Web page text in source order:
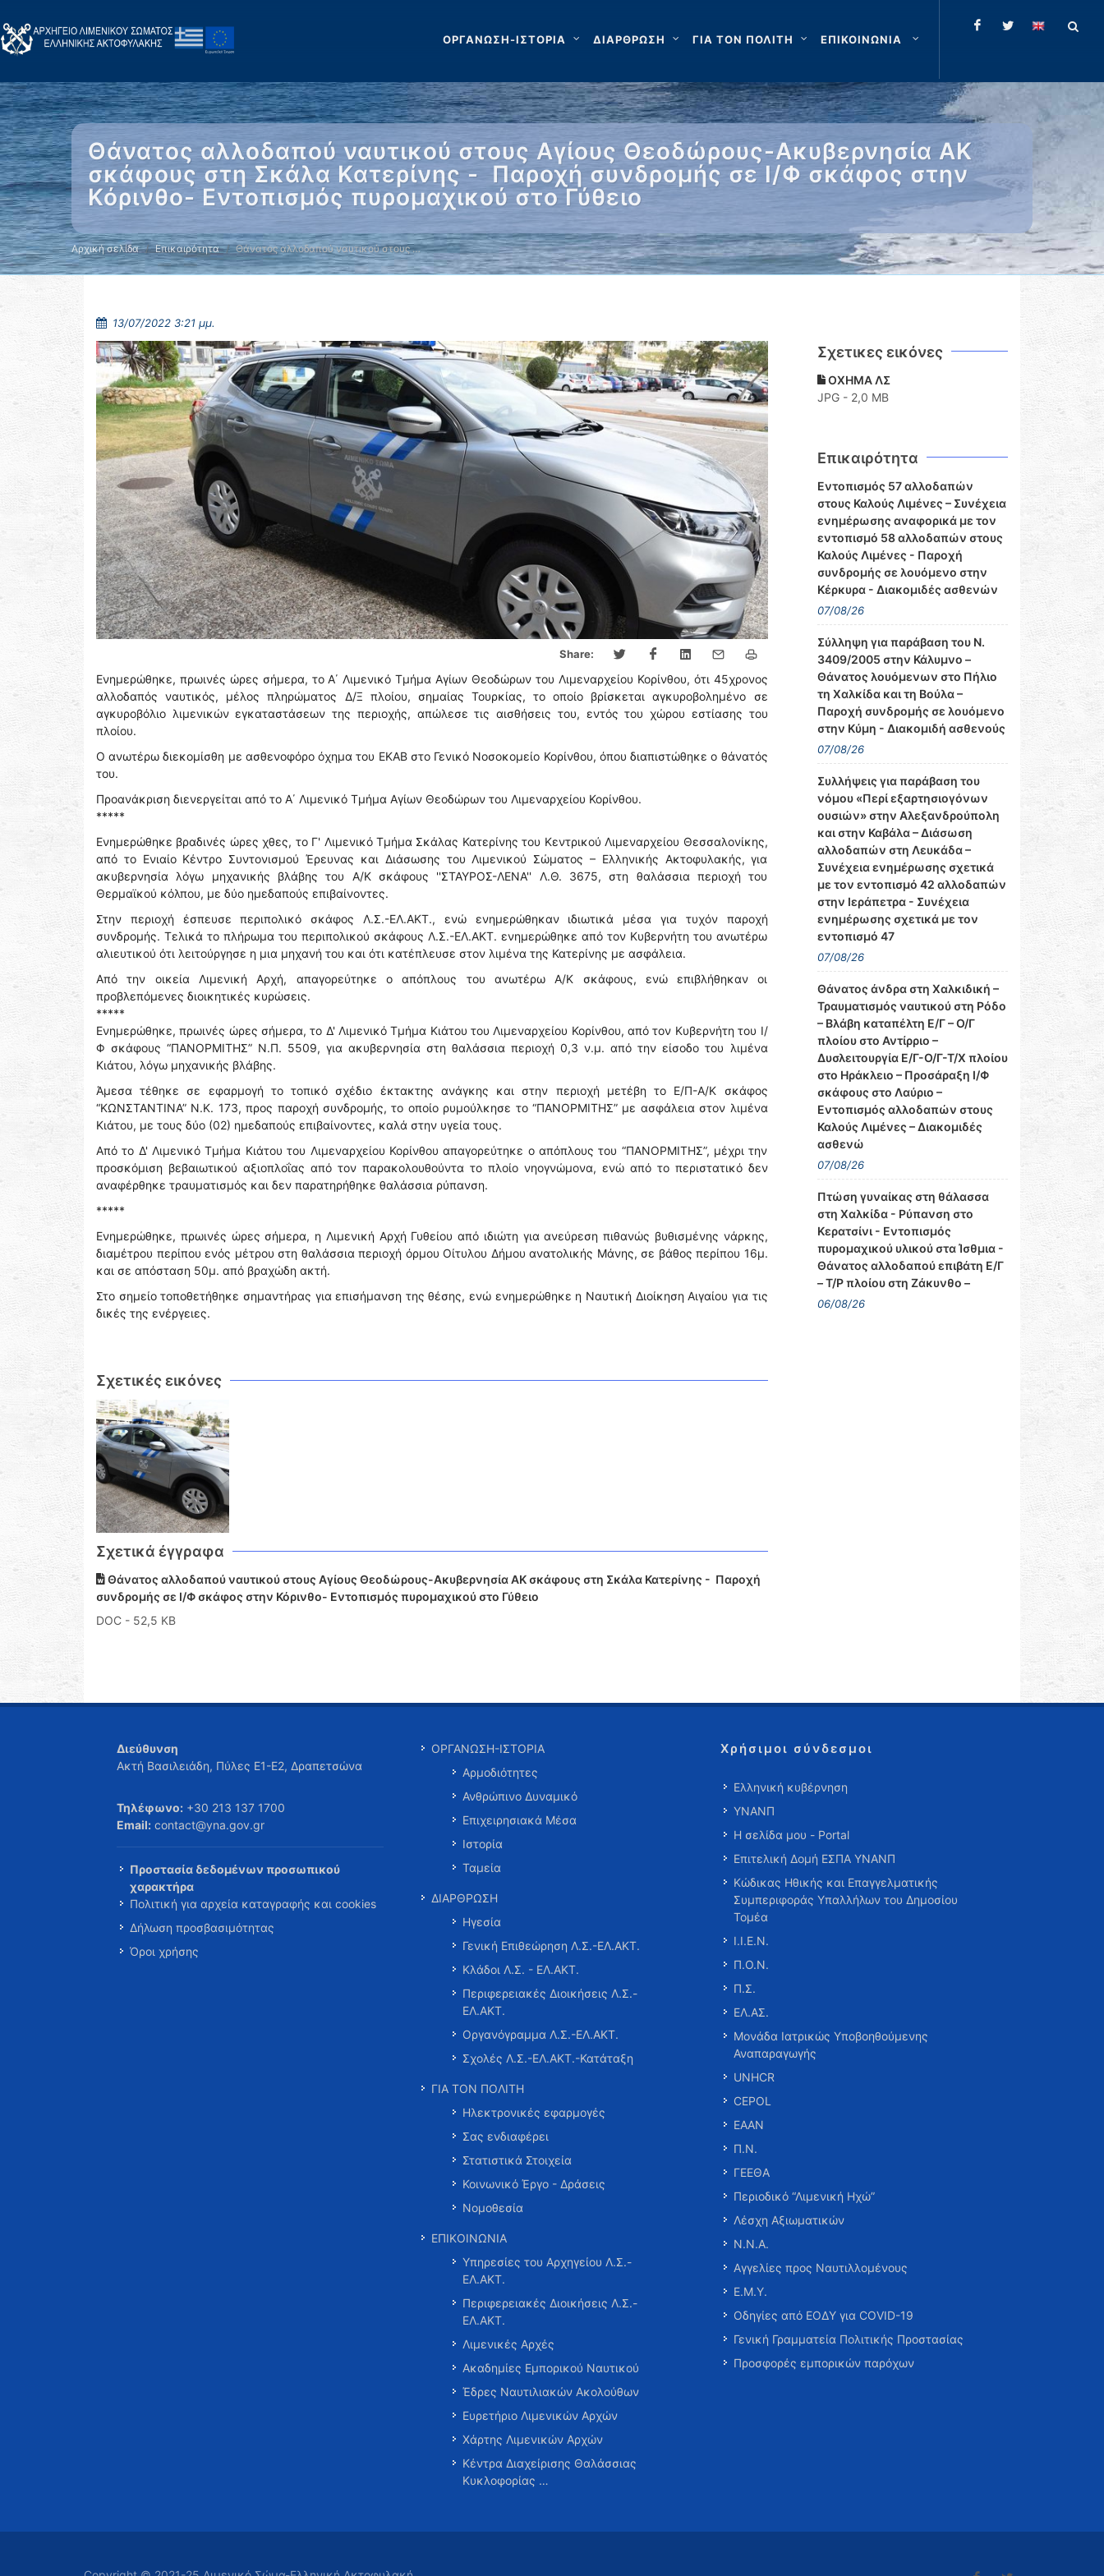
ΟΡΓΑΝΩΣΗ-ΙΣΤΟΡΙΑ ΔΙΑΡΘΡΩΣΗ ΓΙΑ ΤΟΝ ΠΟΛΙΤΗ ΕΠΙΚΟΙΝΩΝΙΑ
Θάνατος αλλοδαπού ναυτικού στους Αγίους Θεοδώρους-Ακυβερνησία ΑΚ
σκάφους στη Σκάλα Κατερίνης - Παροχή συνδρομής σε Ι/Φ σκάφος στην
Κόρινθο- Εντοπισμός πυρομαχικού στο Γύθειο
Αρχική σελίδα Επικαιρότητα Θάνατος αλλοδαπού ναυτικού στους …
13/07/2022 3:21 μμ.
Share:
Ενημερώθηκε, πρωινές ώρες σήμερα, το Α΄ Λιμενικό Τμήμα Αγίων Θεοδώρων του Λιμεναρχείου Κορίνθου, ότι 45χρονος
αλλοδαπός ναυτικός, μέλος πληρώματος Δ/Ξ πλοίου, σημαίας Τουρκίας, το οποίο βρίσκεται αγκυροβολημένο σε
αγκυροβόλιο λιμενικών εγκαταστάσεων της περιοχής, απώλεσε τις αισθήσεις του, εντός του χώρου εστίασης του
πλοίου.
Ο ανωτέρω διεκομίσθη με ασθενοφόρο όχημα του ΕΚΑΒ στο Γενικό Νοσοκομείο Κορίνθου, όπου διαπιστώθηκε ο θάνατός
του.
Προανάκριση διενεργείται από το Α΄ Λιμενικό Τμήμα Αγίων Θεοδώρων του Λιμεναρχείου Κορίνθου.
*****
Ενημερώθηκε βραδινές ώρες χθες, το Γ' Λιμενικό Τμήμα Σκάλας Κατερίνης του Κεντρικού Λιμεναρχείου Θεσσαλονίκης,
από το Ενιαίο Κέντρο Συντονισμού Έρευνας και Διάσωσης του Λιμενικού Σώματος – Ελληνικής Ακτοφυλακής, για
ακυβερνησία λόγω μηχανικής βλάβης του Α/Κ σκάφους ''ΣΤΑΥΡΟΣ-ΛΕΝΑ'' Λ.Θ. 3675, στη θαλάσσια περιοχή του
Θερμαϊκού κόλπου, με δύο ημεδαπούς επιβαίνοντες.
Στην περιοχή έσπευσε περιπολικό σκάφος Λ.Σ.-ΕΛ.ΑΚΤ., ενώ ενημερώθηκαν ιδιωτικά μέσα για τυχόν παροχή
συνδρομής. Τελικά το πλήρωμα του περιπολικού σκάφους Λ.Σ.-ΕΛ.ΑΚΤ. ενημερώθηκε από τον Κυβερνήτη του ανωτέρω
αλιευτικού ότι λειτούργησε η μια μηχανή του και ότι κατέπλευσε στον λιμένα της Κατερίνης με ασφάλεια.
Από την οικεία Λιμενική Αρχή, απαγορεύτηκε ο απόπλους του ανωτέρω Α/Κ σκάφους, ενώ επιβλήθηκαν οι
προβλεπόμενες διοικητικές κυρώσεις.
*****
Ενημερώθηκε, πρωινές ώρες σήμερα, το Δ' Λιμενικό Τμήμα Κιάτου του Λιμεναρχείου Κορίνθου, από τον Κυβερνήτη του Ι/
Φ σκάφους “ΠΑΝΟΡΜΙΤΗΣ” Ν.Π. 5509, για ακυβερνησία στη θαλάσσια περιοχή 0,3 ν.μ. από την είσοδο του λιμένα
Κιάτου, λόγω μηχανικής βλάβης.
Άμεσα τέθηκε σε εφαρμογή το τοπικό σχέδιο έκτακτης ανάγκης και στην περιοχή μετέβη το Ε/Π-Α/Κ σκάφος
“ΚΩΝΣΤΑΝΤΙΝΑ” Ν.Κ. 173, προς παροχή συνδρομής, το οποίο ρυμούλκησε το “ΠΑΝΟΡΜΙΤΗΣ” με ασφάλεια στον λιμένα
Κιάτου, με τους δύο (02) ημεδαπούς επιβαίνοντες, καλά στην υγεία τους.
Από το Δ' Λιμενικό Τμήμα Κιάτου του Λιμεναρχείου Κορίνθου απαγορεύτηκε ο απόπλους του “ΠΑΝΟΡΜΙΤΗΣ”, μέχρι την
προσκόμιση βεβαιωτικού αξιοπλοΐας από τον παρακολουθούντα το πλοίο νηογνώμονα, ενώ από το περιστατικό δεν
αναφέρθηκε τραυματισμός και δεν παρατηρήθηκε θαλάσσια ρύπανση.
*****
Ενημερώθηκε, πρωινές ώρες σήμερα, η Λιμενική Αρχή Γυθείου από ιδιώτη για ανεύρεση πιθανώς βυθισμένης νάρκης,
διαμέτρου περίπου ενός μέτρου στη θαλάσσια περιοχή όρμου Οίτυλου Δήμου ανατολικής Μάνης, σε βάθος περίπου 16μ.
και σε απόσταση 50μ. από βραχώδη ακτή.
Στο σημείο τοποθετήθηκε σημαντήρας για επισήμανση της θέσης, ενώ ενημερώθηκε η Ναυτική Διοίκηση Αιγαίου για τις
δικές της ενέργειες.
Σχετικές εικόνες
Σχετικά έγγραφα
Θάνατος αλλοδαπού ναυτικού στους Αγίους Θεοδώρους-Ακυβερνησία ΑΚ σκάφους στη Σκάλα Κατερίνης - Παροχή
συνδρομής σε Ι/Φ σκάφος στην Κόρινθο- Εντοπισμός πυρομαχικού στο Γύθειο
DOC - 52,5 KB
Σχετικες εικόνες
ΟΧΗΜΑ ΛΣ
JPG - 2,0 MB
Επικαιρότητα
Εντοπισμός 57 αλλοδαπών
στους Καλούς Λιμένες – Συνέχεια
ενημέρωσης αναφορικά με τον
εντοπισμό 58 αλλοδαπών στους
Καλούς Λιμένες - Παροχή
συνδρομής σε λουόμενο στην
Κέρκυρα - Διακομιδές ασθενών
07/08/26
Σύλληψη για παράβαση του Ν.
3409/2005 στην Κάλυμνο –
Θάνατος λουόμενων στο Πήλιο
τη Χαλκίδα και τη Βούλα –
Παροχή συνδρομής σε λουόμενο
στην Κύμη - Διακομιδή ασθενούς
07/08/26
Συλλήψεις για παράβαση του
νόμου «Περί εξαρτησιογόνων
ουσιών» στην Αλεξανδρούπολη
και στην Καβάλα – Διάσωση
αλλοδαπών στη Λευκάδα –
Συνέχεια ενημέρωσης σχετικά
με τον εντοπισμό 42 αλλοδαπών
στην Ιεράπετρα - Συνέχεια
ενημέρωσης σχετικά με τον
εντοπισμό 47
07/08/26
Θάνατος άνδρα στη Χαλκιδική –
Τραυματισμός ναυτικού στη Ρόδο
– Βλάβη καταπέλτη Ε/Γ – Ο/Γ
πλοίου στο Αντίρριο –
Δυσλειτουργία Ε/Γ-Ο/Γ-Τ/Χ πλοίου
στο Ηράκλειο – Προσάραξη Ι/Φ
σκάφους στο Λαύριο –
Εντοπισμός αλλοδαπών στους
Καλούς Λιμένες – Διακομιδές
ασθενώ
07/08/26
Πτώση γυναίκας στη θάλασσα
στη Χαλκίδα - Ρύπανση στο
Κερατσίνι - Εντοπισμός
πυρομαχικού υλικού στα Ίσθμια -
Θάνατος αλλοδαπού επιβάτη Ε/Γ
– Τ/Ρ πλοίου στη Ζάκυνθο –
06/08/26
Διεύθυνση
Ακτή Βασιλειάδη, Πύλες Ε1-Ε2, Δραπετσώνα
Τηλέφωνο: +30 213 137 1700
Email: contact@yna.gov.gr
Προστασία δεδομένων προσωπικού
χαρακτήρα
Πολιτική για αρχεία καταγραφής και cookies
Δήλωση προσβασιμότητας
Όροι χρήσης
ΟΡΓΑΝΩΣΗ-ΙΣΤΟΡΙΑ
Αρμοδιότητες
Ανθρώπινο Δυναμικό
Επιχειρησιακά Μέσα
Ιστορία
Ταμεία
ΔΙΑΡΘΡΩΣΗ
Ηγεσία
Γενική Επιθεώρηση Λ.Σ.-ΕΛ.ΑΚΤ.
Κλάδοι Λ.Σ. - ΕΛ.ΑΚΤ.
Περιφερειακές Διοικήσεις Λ.Σ.-
ΕΛ.ΑΚΤ.
Οργανόγραμμα Λ.Σ.-ΕΛ.ΑΚΤ.
Σχολές Λ.Σ.-ΕΛ.ΑΚΤ.-Κατάταξη
ΓΙΑ ΤΟΝ ΠΟΛΙΤΗ
Ηλεκτρονικές εφαρμογές
Σας ενδιαφέρει
Στατιστικά Στοιχεία
Κοινωνικό Έργο - Δράσεις
Νομοθεσία
ΕΠΙΚΟΙΝΩΝΙΑ
Υπηρεσίες του Αρχηγείου Λ.Σ.-
ΕΛ.ΑΚΤ.
Περιφερειακές Διοικήσεις Λ.Σ.-
ΕΛ.ΑΚΤ.
Λιμενικές Αρχές
Ακαδημίες Εμπορικού Ναυτικού
Έδρες Ναυτιλιακών Ακολούθων
Ευρετήριο Λιμενικών Αρχών
Χάρτης Λιμενικών Αρχών
Κέντρα Διαχείρισης Θαλάσσιας
Κυκλοφορίας …
Χρήσιμοι σύνδεσμοι
Ελληνική κυβέρνηση
ΥΝΑΝΠ
Η σελίδα μου - Portal
Επιτελική Δομή ΕΣΠΑ ΥΝΑΝΠ
Κώδικας Ηθικής και Επαγγελματικής
Συμπεριφοράς Υπαλλήλων του Δημοσίου
Τομέα
Ι.Ι.Ε.Ν.
Π.Ο.Ν.
Π.Σ.
ΕΛ.ΑΣ.
Μονάδα Ιατρικώς Υποβοηθούμενης
Αναπαραγωγής
UNHCR
CEPOL
ΕΑΑΝ
Π.Ν.
ΓΕΕΘΑ
Περιοδικό “Λιμενική Ηχώ”
Λέσχη Αξιωματικών
Ν.Ν.Α.
Αγγελίες προς Ναυτιλλομένους
Ε.Μ.Υ.
Οδηγίες από ΕΟΔΥ για COVID-19
Γενική Γραμματεία Πολιτικής Προστασίας
Προσφορές εμπορικών παρόχων